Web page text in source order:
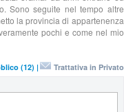
Sono seguite nel tempo altre
la provincia di appartenenza
pochi e come nel mio
(12) | Trattativa in Privato